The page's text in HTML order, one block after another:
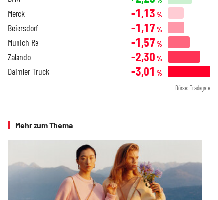
Merck -1,13 %
Beiersdorf -1,17 %
Munich Re -1,57 %
Zalando -2,30 %
Daimler Truck -3,01 %
Börse: Tradegate
Mehr zum Thema